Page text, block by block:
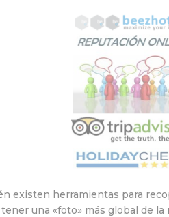
existen herramientas para
una «foto» más global de